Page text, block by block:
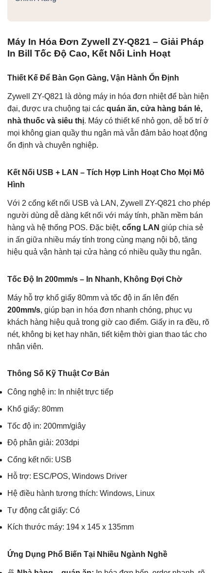
Máy In Hóa Đơn Zywell ZY-Q821 – Giải Pháp
In Bill Tốc Độ Cao, Kết Nối Linh Hoạt
Thiết Kế Để Bàn Gọn Gàng, Vận Hành Ổn Định
Zywell ZY-Q821 là dòng máy in hóa đơn nhiệt để bàn hiện
đại, được ưa chuộng tại các quán ăn, cửa hàng bán lẻ,
nhà thuốc và siêu thị. Máy có thiết kế nhỏ gọn, dễ bố trí ở
mọi không gian quầy thu ngân mà vẫn đảm bảo hoạt động
ổn định và chuyên nghiệp.
Kết Nối USB + LAN – Tích Hợp Linh Hoạt Cho Mọi Mô
Hình
Với 2 cổng kết nối USB và LAN, Zywell ZY-Q821 cho phép
người dùng dễ dàng kết nối với máy tính, phần mềm bán
hàng và hệ thống POS. Đặc biệt, cổng LAN giúp chia sẻ
in ấn giữa nhiều máy tính trong cùng mạng nội bộ, tăng
hiệu quả vận hành tại cửa hàng có nhiều quầy thu ngân.
Tốc Độ In 200mm/s – In Nhanh, Không Đợi Chờ
Máy hỗ trợ khổ giấy 80mm và tốc độ in ấn lên đến
200mm/s, giúp bạn in hóa đơn nhanh chóng, phục vụ
khách hàng hiệu quả trong giờ cao điểm. Giấy in ra đều, rõ
nét, không bị kẹt hay nhăn, tiết kiệm thời gian thao tác cho
nhân viên.
Thông Số Kỹ Thuật Cơ Bản
Công nghệ in: In nhiệt trực tiếp
Khổ giấy: 80mm
Tốc độ in: 200mm/giây
Độ phân giải: 203dpi
Cổng kết nối: USB
Hỗ trợ: ESC/POS, Windows Driver
Hệ điều hành tương thích: Windows, Linux
Tự động cắt giấy: Có
Kích thước máy: 194 x 145 x 135mm
Ứng Dụng Phổ Biến Tại Nhiều Ngành Nghề